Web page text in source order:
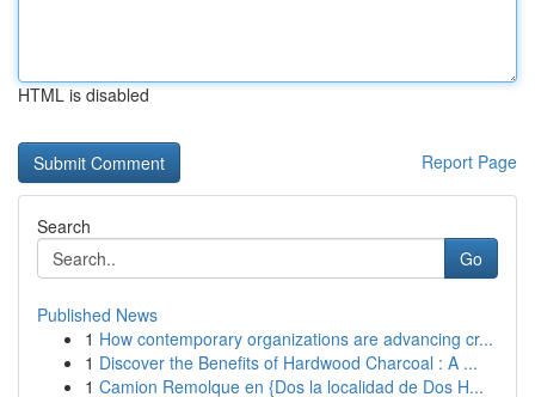
HTML is disabled
Report Page
Search
Go
Published News
1 How contemporary organizations are advancing cr...
1 Discover the Benefits of Hardwood Charcoal : A ...
1 Camion Remolque en {Dos la localidad de Dos H...